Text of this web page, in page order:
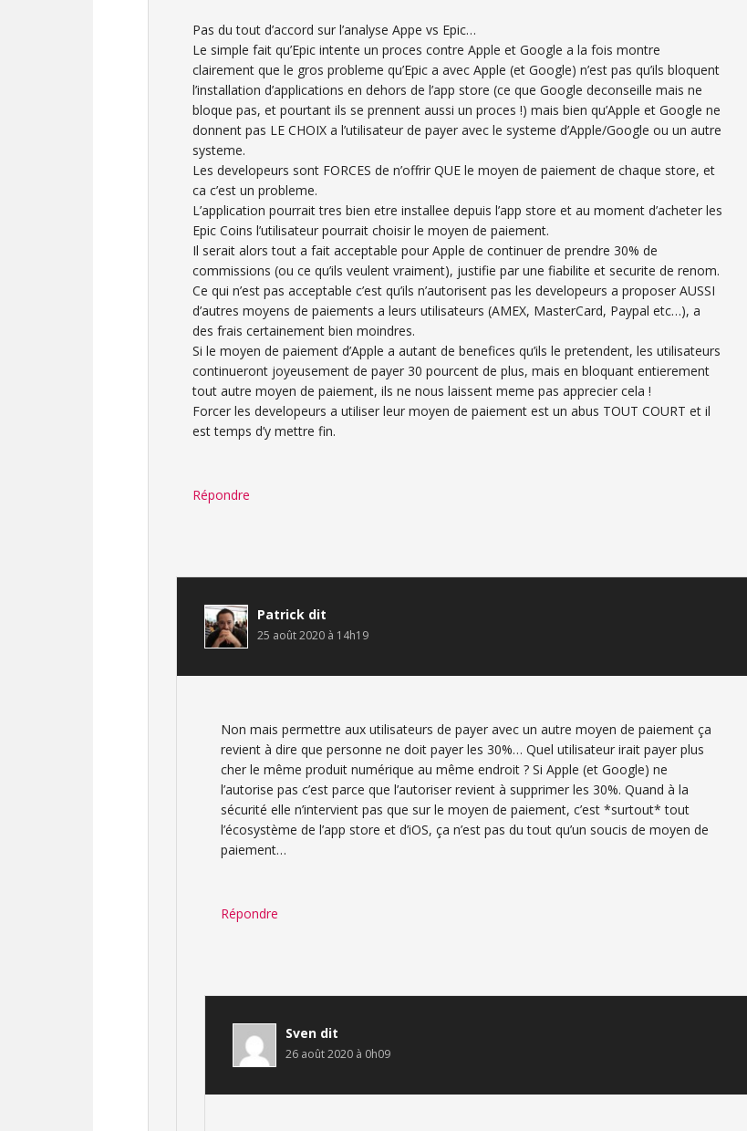
Pas du tout d’accord sur l’analyse Appe vs Epic…
Le simple fait qu’Epic intente un proces contre Apple et Google a la fois montre
clairement que le gros probleme qu’Epic a avec Apple (et Google) n’est pas qu’ils bloquent
l’installation d’applications en dehors de l’app store (ce que Google deconseille mais ne
bloque pas, et pourtant ils se prennent aussi un proces !) mais bien qu’Apple et Google ne
donnent pas LE CHOIX a l’utilisateur de payer avec le systeme d’Apple/Google ou un autre
systeme.
Les developeurs sont FORCES de n’offrir QUE le moyen de paiement de chaque store, et
ca c’est un probleme.
L’application pourrait tres bien etre installee depuis l’app store et au moment d’acheter les
Epic Coins l’utilisateur pourrait choisir le moyen de paiement.
Il serait alors tout a fait acceptable pour Apple de continuer de prendre 30% de
commissions (ou ce qu’ils veulent vraiment), justifie par une fiabilite et securite de renom.
Ce qui n’est pas acceptable c’est qu’ils n’autorisent pas les developeurs a proposer AUSSI
d’autres moyens de paiements a leurs utilisateurs (AMEX, MasterCard, Paypal etc…), a
des frais certainement bien moindres.
Si le moyen de paiement d’Apple a autant de benefices qu’ils le pretendent, les utilisateurs
continueront joyeusement de payer 30 pourcent de plus, mais en bloquant entierement
tout autre moyen de paiement, ils ne nous laissent meme pas apprecier cela !
Forcer les developeurs a utiliser leur moyen de paiement est un abus TOUT COURT et il
est temps d’y mettre fin.
Répondre
Patrick dit
25 août 2020 à 14h19
Non mais permettre aux utilisateurs de payer avec un autre moyen de paiement ça
revient à dire que personne ne doit payer les 30%… Quel utilisateur irait payer plus
cher le même produit numérique au même endroit ? Si Apple (et Google) ne
l’autorise pas c’est parce que l’autoriser revient à supprimer les 30%. Quand à la
sécurité elle n’intervient pas que sur le moyen de paiement, c’est *surtout* tout
l’écosystème de l’app store et d’iOS, ça n’est pas du tout qu’un soucis de moyen de
paiement…
Répondre
Sven dit
26 août 2020 à 0h09